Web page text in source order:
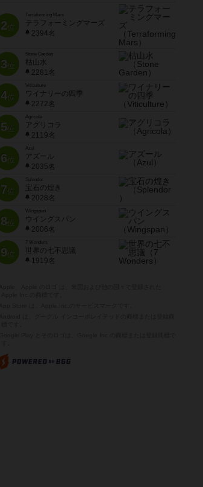
2位
Terraforming Mars
テラフォーミングマーズ
2394名
3位
Stone Garden
枯山水
2281名
4位
Viticulture
ワイナリーの四季
2272名
5位
Agricola
アグリコラ
2119名
6位
Azul
アズール
2035名
7位
宝石の煌き
2028名
8位
Wingspan
ウイングスパン
2006名
9位
7 Wonders
世界の七不思議
1919名